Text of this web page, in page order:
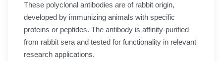
These polyclonal antibodies are of rabbit origin,
developed by immunizing animals with specific
proteins or peptides. The antibody is affinity-purified
from rabbit sera and tested for functionality in relevant
research applications.